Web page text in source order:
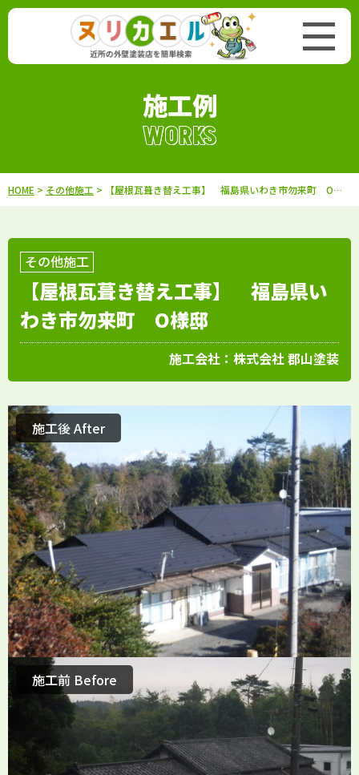
施工例
WORKS
HOME > その他施工 > 【屋根瓦葺き替え工事】 福島県いわき市勿来町 O様邸
その他施工
【屋根瓦葺き替え工事】 福島県い
わき市勿来町 O様邸
施工会社： 株式会社 郡山塗装
施工前 Before
施工後 After